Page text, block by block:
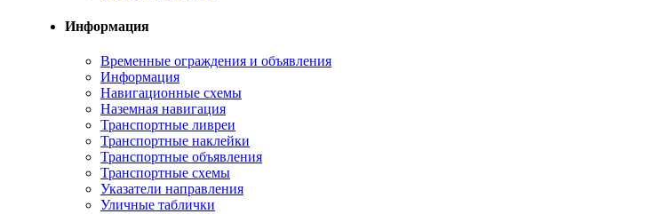
Информация
Временные ограждения и объявления
Информация
Навигационные схемы
Наземная навигация
Транспортные ливреи
Транспортные наклейки
Транспортные объявления
Транспортные схемы
Указатели направления
Уличные таблички